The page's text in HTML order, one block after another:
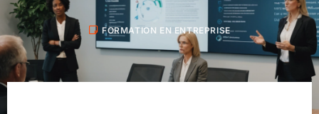
FORMATION EN ENTREPRISE